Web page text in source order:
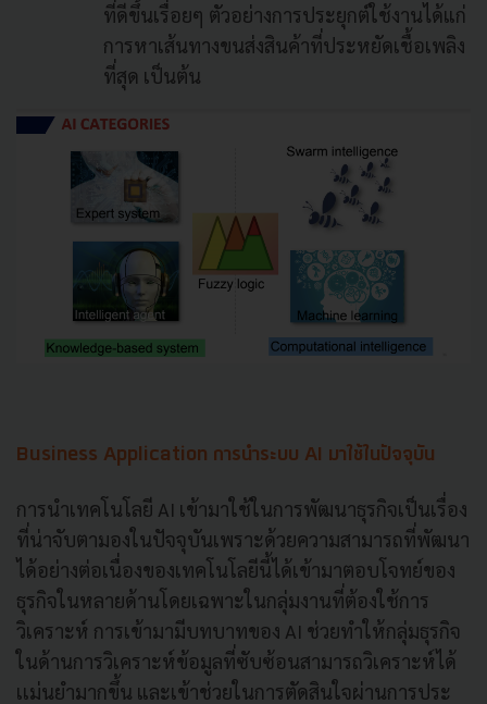
ที่ดีขึ้นเรื่อยๆ ตัวอย่างการประยุกต์ใช้งานได้แก่
การหาเส้นทางขนส่งสินค้าที่ประหยัดเชื้อเพลิง
ที่สุด เป็นต้น
Business Application การนำระบบ AI มาใช้ในปัจจุบัน
การนำเทคโนโลยี AI เข้ามาใช้ในการพัฒนาธุรกิจเป็นเรื่อง
ที่น่าจับตามองในปัจจุบันเพราะด้วยความสามารถที่พัฒนา
ได้อย่างต่อเนื่องของเทคโนโลยีนี้ได้เข้ามาตอบโจทย์ของ
ธุรกิจในหลายด้านโดยเฉพาะในกลุ่มงานที่ต้องใช้การ
วิเคราะห์ การเข้ามามีบทบาทของ AI ช่วยทำให้กลุ่มธุรกิจ
ในด้านการวิเคราะห์ข้อมูลที่ซับซ้อนสามารถวิเคราะห์ได้
เเม่นยำมากขึ้น และเข้าช่วยในการตัดสินใจผ่านการประ